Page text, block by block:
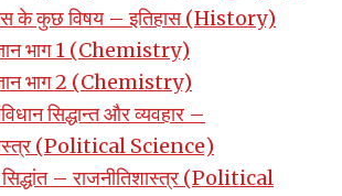
के कुछ विषय – इतिहास (History)
भाग 1 (Chemistry)
भाग 2 (Chemistry)
सिद्धान्त और व्यवहार –
(Political Science)
सिद्धांत – राजनीतिशास्त्र (Political